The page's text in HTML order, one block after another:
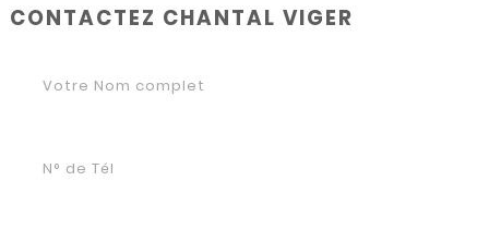
CONTACTEZ CHANTAL VIGER